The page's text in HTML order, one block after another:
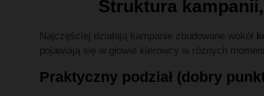
Struktura
Najczęściej działają kampanie zbudowane wokół
pojawiają się w głowie kierowcy w różnych
Praktyczny podział (dobry